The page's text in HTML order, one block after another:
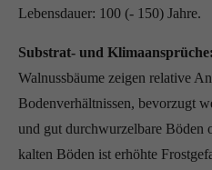
Lebensdauer: 100 (- 150) Jahre.
Substrat- und Klimaansprüche:
Walnussbäume zeigen relative
Bodenverhältnissen, bevorzugt
und gut durchwurzelbare Böden
kalten Böden ist erhöhte